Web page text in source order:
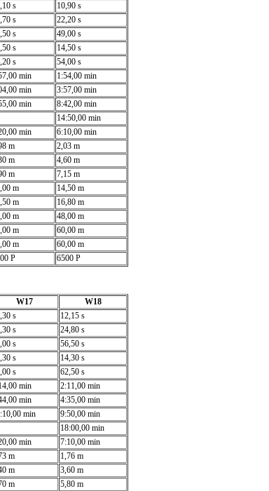
s
10,90 s
s
22,20 s
s
49,00 s
s
14,50 s
s
54,00 s
min
1:54,00 min
min
3:57,00 min
min
8:42,00 min
14:50,00 min
min
6:10,00 min
m
2,03 m
m
4,60 m
m
7,15 m
m
14,50 m
m
16,80 m
m
48,00 m
m
60,00 m
m
60,00 m
P 6500 P
W17
W18
s
12,15 s
s
24,80 s
s
56,50 s
s
14,30 s
s
62,50 s
min
2:11,00 min
min
4:35,00 min
min
9:50,00 min
18:00,00 min
min
7:10,00 min
m
1,76 m
m
3,60 m
m 5,80 m